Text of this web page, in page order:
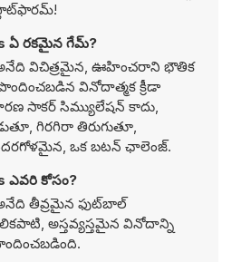
ఏ రకమైన గేమ్?
అనేది విచిత్రమైన, ఊహించరాని భౌతిక
వినోదాత్మక క్రీడా
సాకర్ సిమ్యులేషన్ కాదు,
గిరగిరా తిరుగుతూ,
ఒక బటన్ ఛాలెంజ్.
ఎవరి కోసం?
అనేది తీవ్రమైన ఫుట్‌బాల్
అస్తవ్యస్తమైన వినోదాన్ని